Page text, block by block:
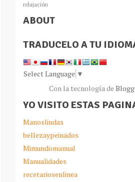
relajación
ABOUT
TRADUCELO A TU
Select Language ▼
Con la tecnología de
YO VISITO ESTAS
Manoslindas
bellezaypeinados
Mimundomanual
Manualidades
recetariosenlinea